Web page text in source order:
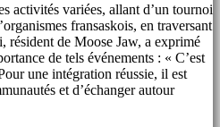
activités variées, allant d’un tournoi
fransaskois, en traversant
résident de Moose Jaw, a exprimé
de tels événements : « C’est
une intégration réussie, il est
et d’échanger autour